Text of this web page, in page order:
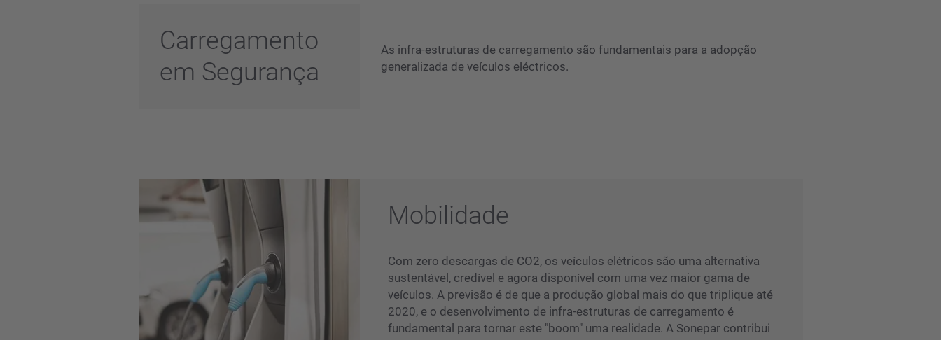
Carregamento
em Segurança
As infra-estruturas de carregamento são fundamentais para a adopção
generalizada de veículos eléctricos.
Mobilidade
Com zero descargas de CO2, os veículos elétricos são uma alternativa
sustentável, credível e agora disponível com uma vez maior gama de
veículos. A previsão é de que a produção global mais do que triplique até
2020, e o desenvolvimento de infra-estruturas de carregamento é
fundamental para tornar este "boom" uma realidade. A Sonepar contribui